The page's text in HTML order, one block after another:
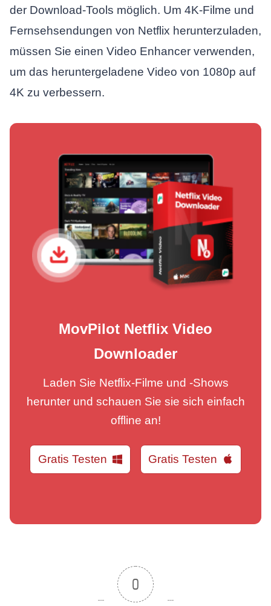
der Download-Tools möglich. Um 4K-Filme und
Fernsehsendungen von Netflix herunterzuladen,
müssen Sie einen Video Enhancer verwenden,
um das heruntergeladene Video von 1080p auf
4K zu verbessern.
MovPilot Netflix Video
Downloader
Laden Sie Netflix-Filme und -Shows
herunter und schauen Sie sie sich einfach
offline an!
Gratis Testen Gratis Testen
0